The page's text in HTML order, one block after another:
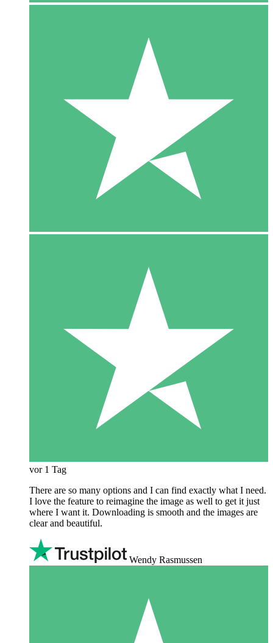
vor 1 Tag
There are so many options and I can find exactly what I need.
I love the feature to reimagine the image as well to get it just
where I want it. Downloading is smooth and the images are
clear and beautiful.
Wendy Rasmussen